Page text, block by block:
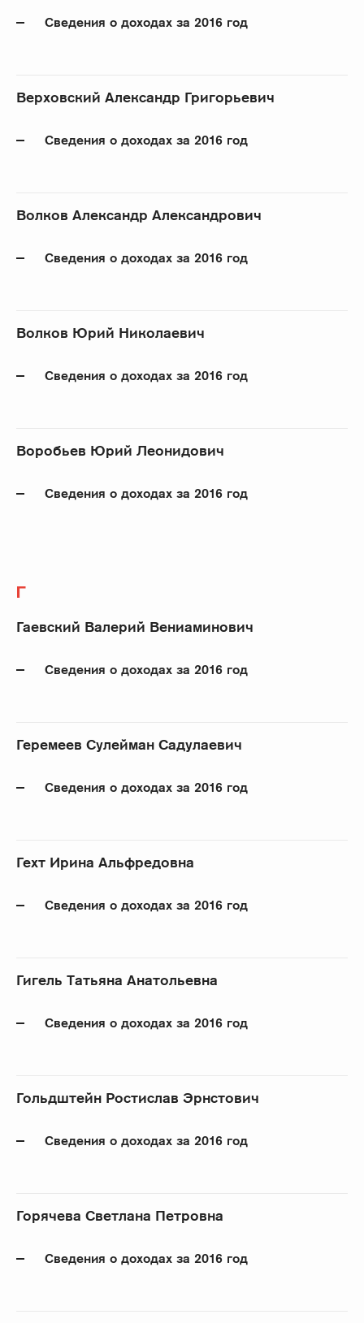
Сведения о доходах за 2016 год
Верховский Александр Григорьевич
Сведения о доходах за 2016 год
Волков Александр Александрович
Сведения о доходах за 2016 год
Волков Юрий Николаевич
Сведения о доходах за 2016 год
Воробьев Юрий Леонидович
Сведения о доходах за 2016 год
Г
Гаевский Валерий Вениаминович
Сведения о доходах за 2016 год
Геремеев Сулейман Садулаевич
Сведения о доходах за 2016 год
Гехт Ирина Альфредовна
Сведения о доходах за 2016 год
Гигель Татьяна Анатольевна
Сведения о доходах за 2016 год
Гольдштейн Ростислав Эрнстович
Сведения о доходах за 2016 год
Горячева Светлана Петровна
Сведения о доходах за 2016 год